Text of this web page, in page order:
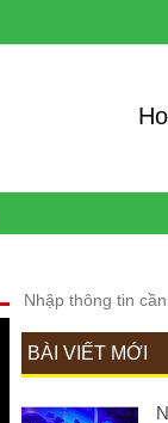
BÀI VIẾT MỚI